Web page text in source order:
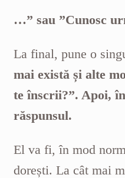
…” sau ”Cunosc
La final, pune o
mai există și alte
teînscrii?”. Apoi,
răspunsul.
El va fi, în mod
dorești. La cât mai